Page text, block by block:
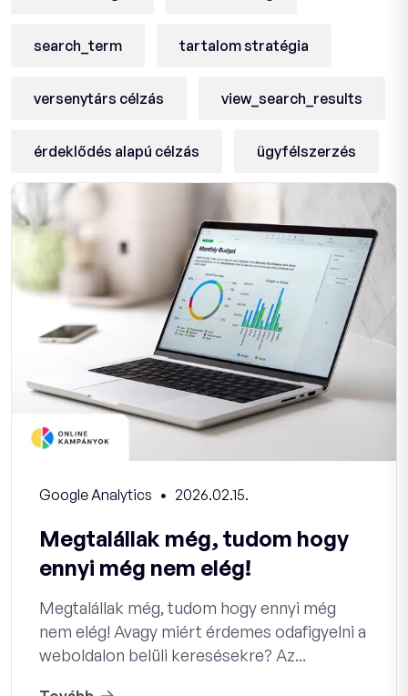
search_term tartalom stratégia
versenytárs célzás view_search_results
érdeklődés alapú célzás ügyfélszerzés
Google Analytics 2026.02.15.
Megtalállak még, tudom hogy
ennyi még nem elég!
Megtalállak még, tudom hogy ennyi még
nem elég! Avagy miért érdemes odafigyelni a
weboldalon belüli keresésekre? Az...